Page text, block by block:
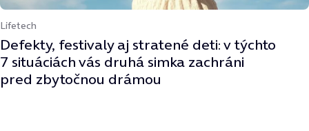
Lifetech
Defekty, festivaly aj stratené deti: v týchto
7 situáciách vás druhá simka zachráni
pred zbytočnou drámou